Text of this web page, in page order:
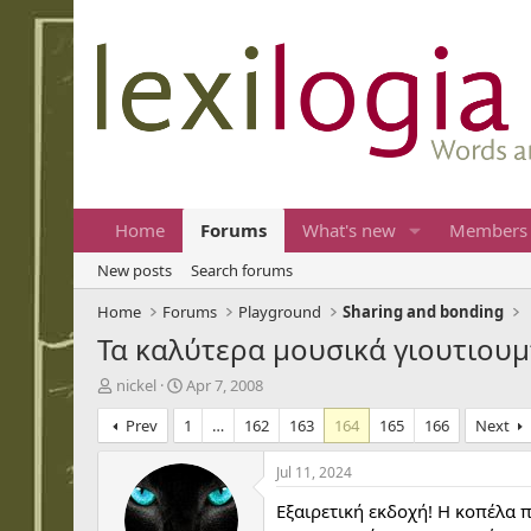
Home Forums What's new Members
New posts
Search forums
Home
Forums Playground Sharing and bonding
Τα καλύτερα μουσικά
T
h
r
e
nickel
S
t
a
r
t
Apr 7, 2008
Prev
1 … 162 163 164 165 166 Next
Jul 11, 2024
Εξαιρετική εκδοχή! Η κοπέλα